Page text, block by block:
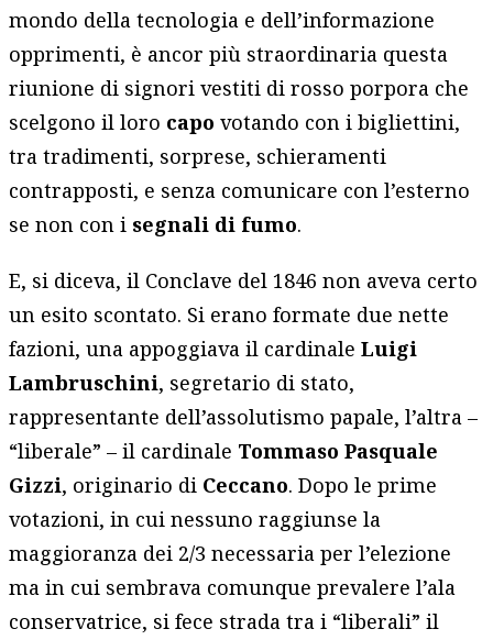
mondo della tecnologia e dell’informazione
opprimenti, è ancor più straordinaria questa
riunione di signori vestiti di rosso porpora che
scelgono il loro capo votando con i bigliettini,
tra tradimenti, sorprese, schieramenti
contrapposti, e senza comunicare con l’esterno
se non con i segnali di fumo.
E, si diceva, il Conclave del 1846 non aveva certo
un esito scontato. Si erano formate due nette
fazioni, una appoggiava il cardinaleLuigi
Lambruschini, segretario di stato,
rappresentante dell’assolutismo papale, l’altra –
“liberale” – il cardinale Tommaso Pasquale
Gizzi, originario di Ceccano. Dopo le prime
votazioni, in cui nessuno raggiunse la
maggioranza dei 2/3 necessaria per l’elezione
ma in cui sembrava comunque prevalere l’ala
conservatrice, si fece strada tra i “liberali” il